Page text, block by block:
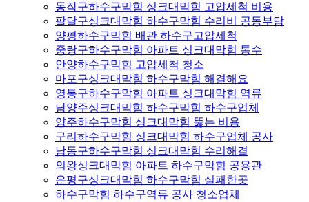
동작구하수구막힘 싱크대막힘 고압세척 비용
팔달구싱크대막힘 하수구막힘 수리비 공동부담
양평하수구막힘 배관 하수구고압세척
중랑구하수구막힘 아파트 싱크대막힘 통수
안양하수구막힘 고압세척 청소
마포구싱크대막힘 하수구막힘 해결해요
영통구하수구막힘 아파트 싱크대막힘 역류
남양주싱크대막힘 하수구막힘 하수구업체
양주하수구막힘 싱크대막힘 뚫는 비용
구리하수구막힘 싱크대막힘 하수구업체 공사
남동구하수구막힘 싱크대막힘 수리해결
의왕싱크대막힘 아파트 하수구막힘 공용관
은평구싱크대막힘 하수구막힘 실패한곳
하수구막힘 하수구역류 공사 청소업체